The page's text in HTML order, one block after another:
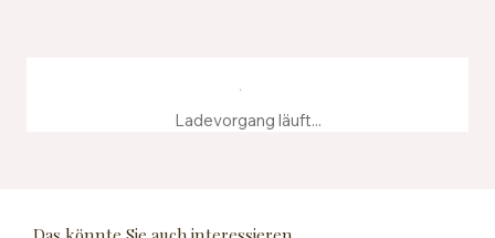
Ladevorgang läuft...